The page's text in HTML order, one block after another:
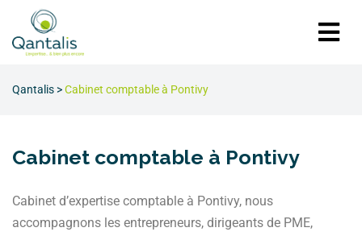
Qantalis >Cabinet comptable à Pontivy
Cabinet comptable à Pontivy
Cabinet d’expertise comptable à Pontivy, nous
accompagnons les entrepreneurs, dirigeants de PME,